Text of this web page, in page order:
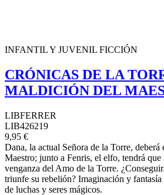
INFANTIL Y JUVENIL FICCIÓN
CRÓNICAS DE LA
MALDICIÓN DEL
LIBFERRER
LIB426219
9,95 €
Dana, la actual Señora de la Torre, deberá
Maestro; junto a Fenris, el elfo, tendrá
venganza del Amo de la Torre.
triunfe su rebelión? Imaginación y fantasía
de luchas y seres mágicos.